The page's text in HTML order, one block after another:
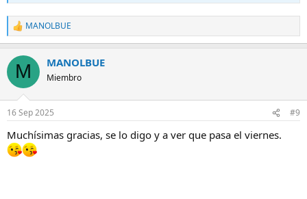
R
e
c
i
e
:
MANOLBUE
M MANOLBUE
Miembro
16 Sep 2025 #9
Muchísimas gracias, se lo digo y a ver que pasa el viernes.